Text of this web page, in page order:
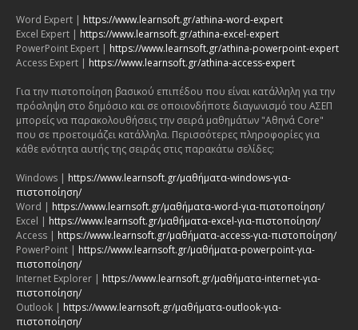
Word Expert | https://www.learnsoft.gr/athina-word-expert
Excel Expert | https://www.learnsoft.gr/athina-excel-expert
PowerPoint Expert | https://www.learnsoft.gr/athina-powerpoint-expert
Access Expert | https://www.learnsoft.gr/athina-access-expert
Για την πιστοποίηση βασικού επιπέδου που είναι κατάλληλη για την
πρόσληψη στο δημόσιο και σε οποιονδήποτε διαγωνισμό του ΑΣΕΠ
μπορείς να παρακολουθήσεις την σειρά μαθημάτων "Αθηνά Core"
που σε προετοιμάζει κατάλληλα. Περισσότερες πληροφορίες για
κάθε ενότητα αυτής της σειράς στις παρακάτω σελίδες:
Windows | https://www.learnsoft.gr/μαθήματα-windows-για-
πιστοποίηση/
Word | https://www.learnsoft.gr/μαθήματα-word-για-πιστοποίηση/
Excel | https://www.learnsoft.gr/μαθήματα-excel-για-πιστοποίηση/
Access | https://www.learnsoft.gr/μαθήματα-access-για-πιστοποίηση/
PowerPoint | https://www.learnsoft.gr/μαθήματα-powerpoint-για-
πιστοποίηση/
Internet Explorer | https://www.learnsoft.gr/μαθήματα-internet-για-
πιστοποίηση/
Outlook | https://www.learnsoft.gr/μαθήματα-outlook-για-
πιστοποίηση/